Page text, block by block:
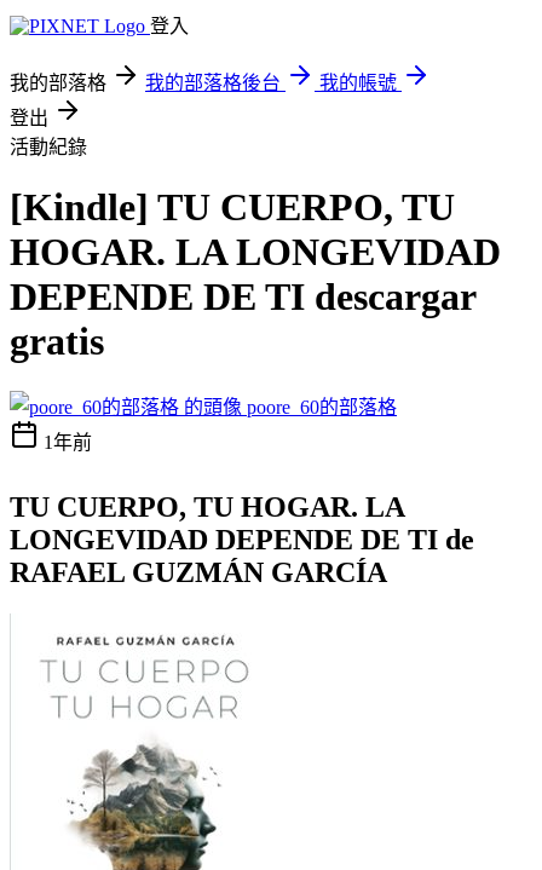
登入
我的部落格 我的部落格後台
我的帳號
登出
活動紀錄
[Kindle] TU CUERPO, TU
HOGAR. LA LONGEVIDAD
DEPENDE DE TI descargar
gratis
poore_60的部落格
1年前
TU CUERPO, TU HOGAR. LA
LONGEVIDAD DEPENDE DE TI de
RAFAEL GUZMÁN GARCÍA